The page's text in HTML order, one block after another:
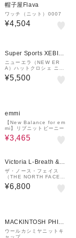
帽子屋Flava
ワッチ（ニット）0007
¥4,504
Super Sports XEBIO
&mall店
ニューエラ（NEW ER
A）ハットクロシェ ニッ
トバケット 14744709
¥5,500
emmi
【New Balance for em
mi】リブニットビーニー
¥3,465
Victoria L-Breath &m
all店
ザ・ノース・フェイス
（THE NORTH FACE）
帽子 防水 トレッキング
登山 ヴィンテージ ゴア
¥6,800
MACKINTOSH PHILO
SOPHY
ウールカシミヤニットキ
ャップ